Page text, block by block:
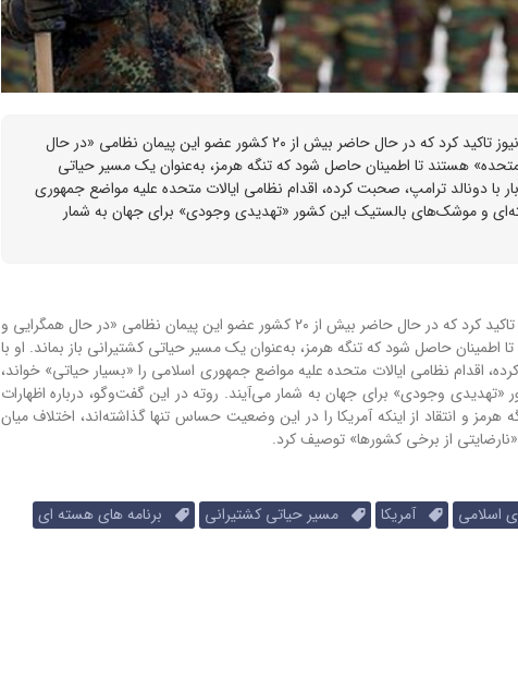
مارک روته، دبیرکل ناتو، یک‌شنبه ۲ فروردین در گفت‌وگو با فاکس‌نیوز تاکید کرد که در حال حاضر بیش از ۲۰ کشور عضو این پیمان نظامی «در حال
هستند تا اطمینان حاصل شود که تنگه هرمز، به‌عنوان یک مسیر حیاتی
با دونالد ترامپ، صحبت کرده، اقدام نظامی ایالات متحده علیه مواضع جمهوری
و موشک‌های بالستیک این کشور «تهدیدی وجودی» برای جهان به شمار
مارک روته، دبیرکل ناتو، یک‌شنبه ۲ فروردین در گفت‌وگو با فاکس‌نیوز تاکید کرد که در حال حاضر بیش از ۲۰ کشور عضو این پیمان نظامی «در حال همگرایی و
حاصل شود که تنگه هرمز، به‌عنوان یک مسیر حیاتی کشتیرانی باز بماند. او با
اقدام نظامی ایالات متحده علیه مواضع جمهوری اسلامی را «بسیار حیاتی» خواند،
«تهدیدی وجودی» برای جهان به شمار می‌آیند. روته در این گفت‌وگو، درباره اظهارات
و انتقاد از اینکه آمریکا را در این وضعیت حساس تنها گذاشته‌اند، اختلاف میان
«نارضایتی از برخی کشورها» توصیف کرد.
اسلامی آمریکا مسیر حیاتی کشتیرانی برنامه های هسته ای